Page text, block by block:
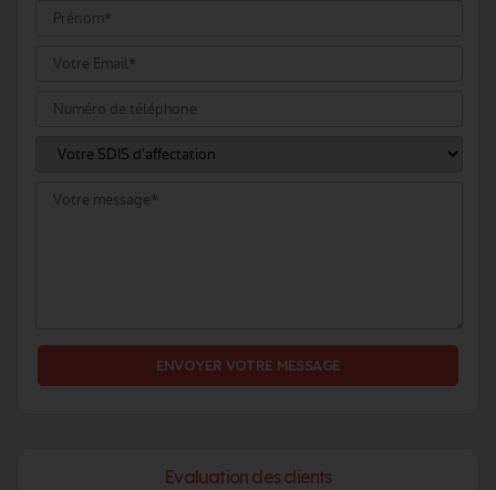
Evaluation des clients